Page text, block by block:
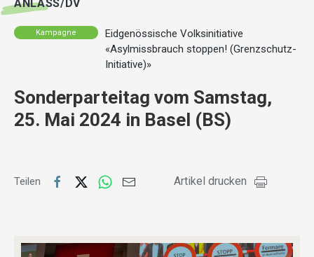
ANLASS/DV
Kampagne
Eidgenössische Volksinitiative
«Asylmissbrauch stoppen! (Grenzschutz-
Initiative)»
Sonderparteitag vom Samstag,
25. Mai 2024 in Basel (BS)
Teilen Artikel drucken